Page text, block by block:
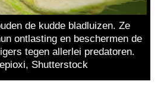
de kudde bladluizen. Ze
ontlasting en beschermen de
tegen allerlei predatoren.
Shutterstock